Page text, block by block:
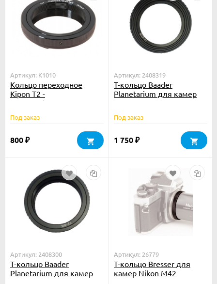
Артикул: K1010
Кольцо переходное
Kipon T2 -
CONTAX/YASHICA
Под заказ
800 ₽
Артикул: 2408319
Т-кольцо Baader
Planetarium для камер
Под заказ
1 750 ₽
Артикул: 2408300
Т-кольцо Baader
Planetarium для камер
Артикул: 26779
Т-кольцо Bresser для
камер Nikon M42